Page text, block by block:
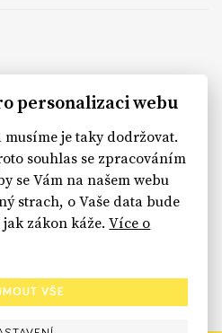
personalizaci webu
je taky dodržovat.
souhlas se zpracováním
se Vám na našem webu
strach, o Vaše data bude
zákon káže.Více o
VŠE